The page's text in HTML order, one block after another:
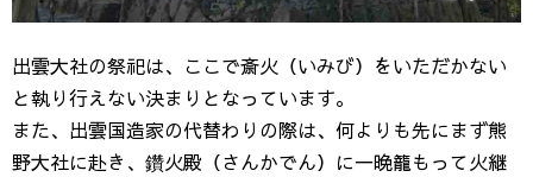
出雲大社の祭祀は、ここで斎火（いみび）をいただかない
と執り行えない決まりとなっています。
また、出雲国造家の代替わりの際は、何よりも先にまず熊
野大社に赴き、鑽火殿（さんかでん）に一晩籠もって火継